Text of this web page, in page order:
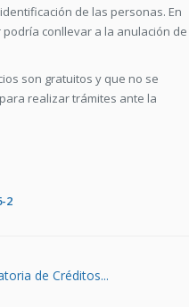
de las personas. En
conllevar a la anulación de
son gratuitos y que no se
realizar trámites ante la
2
de Créditos...